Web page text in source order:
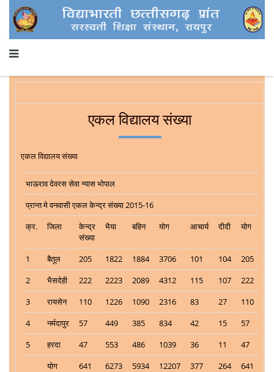
एकल विद्यालय संख्या
एकल विद्यालय संख्या
भाऊराव देवरस सेवा न्यास भोपाल
प्रान्त मे वनवासी एकल केन्द्र संख्या 2015-16
क्र.
जिला
केन्द्र
संख्या
भैया बहिन योग आचार्य दीदी योग
1 बैतूल 205 1822 1884 3706 101 104
205
2
भैसदेही 222 2223 2089 4312 115 107
222
3
रायसेन 110 1226 1090 2316 83 27
110
4
नर्मदापुर 57 449 385 834 42 15
57
5
हरदा 47 553 486 1039 36 11
47
योग
641 6273 5934 12207 377 264 641